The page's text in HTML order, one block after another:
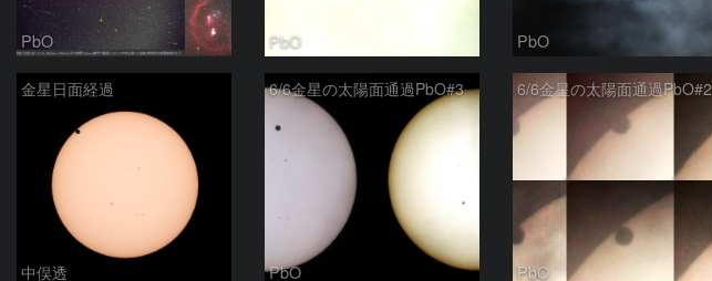
PbO PbO PbO
金星日面経過
中俣透
6/6金星の太陽面通過PbO#3
PbO
6/6金星の太陽面通過PbO#2
PbO